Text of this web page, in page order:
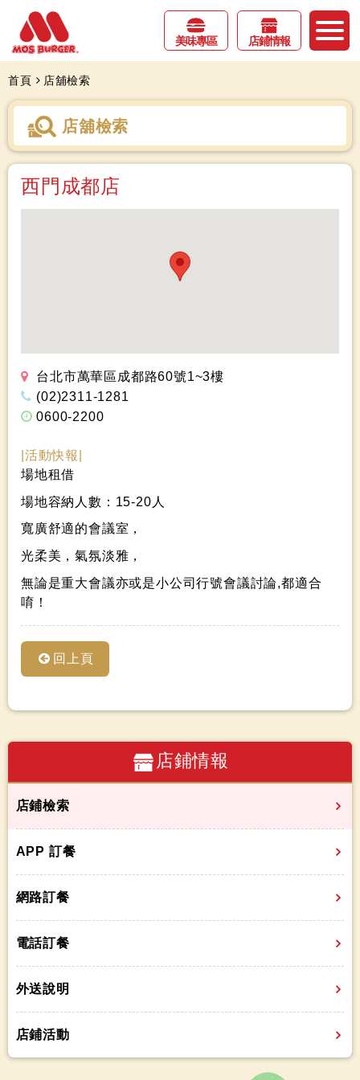
美味專區 店鋪情報
首頁 店舖檢索
店舖檢索
西門成都店
台北市萬華區成都路60號1~3樓
(02)2311-1281
0600-2200
場地租借
場地容納人數：15-20人
寬廣舒適的會議室，
光柔美，氣氛淡雅，
無論是重大會議亦或是小公司行號會議討論,都適合
唷！
回上頁
店鋪情報
店鋪檢索
APP 訂餐
網路訂餐
電話訂餐
外送說明
店鋪活動